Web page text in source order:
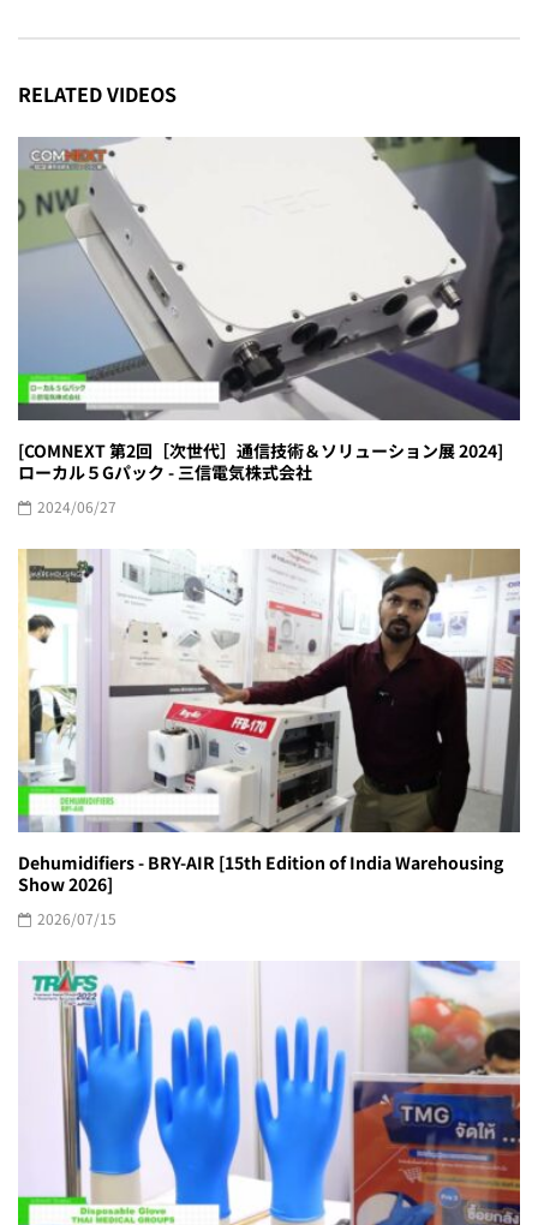
RELATED VIDEOS
[COMNEXT 第2回［次世代］通信技術＆ソリューション展 2024]
ローカル５Gパック - 三信電気株式会社
2024/06/27
Dehumidifiers - BRY-AIR [15th Edition of India Warehousing
Show 2026]
2026/07/15